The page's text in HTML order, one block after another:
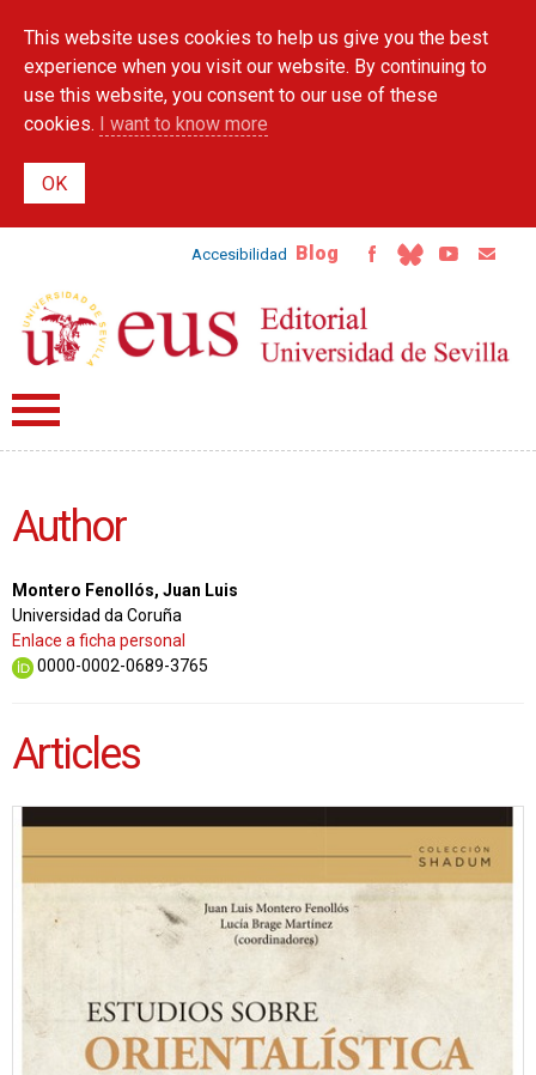
main
content
This website uses cookies to help us give you the best
experience when you visit our website. By continuing to
use this website, you consent to our use of these
cookies. I want to know more
Accesibilidad Blog
Author
Montero Fenollós, Juan Luis
Universidad da Coruña
Enlace a ficha personal
0000-0002-0689-3765
Articles